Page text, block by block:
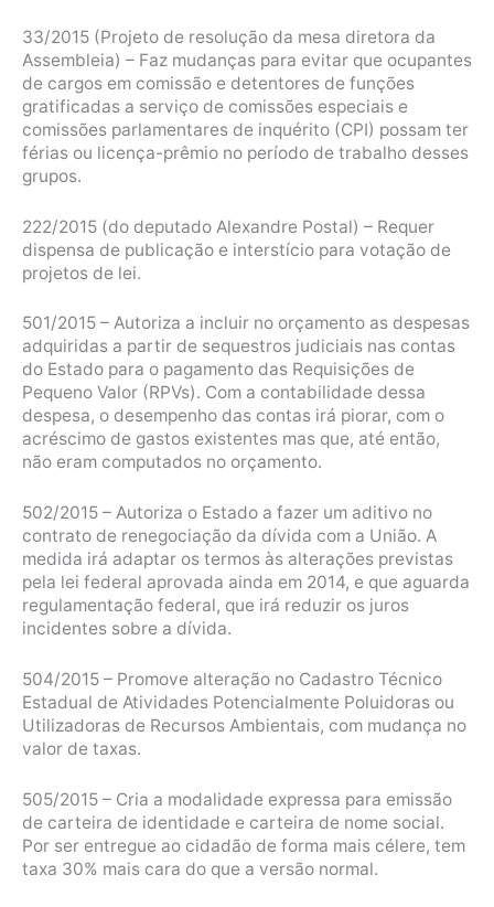
33/2015 (Projeto de resolução da mesa diretora da
Assembleia) – Faz mudanças para evitar que ocupantes
de cargos em comissão e detentores de funções
gratificadas a serviço de comissões especiais e
comissões parlamentares de inquérito (CPI) possam ter
férias ou licença-prêmio no período de trabalho desses
grupos.
222/2015 (do deputado Alexandre Postal) – Requer
dispensa de publicação e interstício para votação de
projetos de lei.
501/2015 – Autoriza a incluir no orçamento as despesas
adquiridas a partir de sequestros judiciais nas contas
do Estado para o pagamento das Requisições de
Pequeno Valor (RPVs). Com a contabilidade dessa
despesa, o desempenho das contas irá piorar, com o
acréscimo de gastos existentes mas que, até então,
não eram computados no orçamento.
502/2015 – Autoriza o Estado a fazer um aditivo no
contrato de renegociação da dívida com a União. A
medida irá adaptar os termos às alterações previstas
pela lei federal aprovada ainda em 2014, e que aguarda
regulamentação federal, que irá reduzir os juros
incidentes sobre a dívida.
504/2015 – Promove alteração no Cadastro Técnico
Estadual de Atividades Potencialmente Poluidoras ou
Utilizadoras de Recursos Ambientais, com mudança no
valor de taxas.
505/2015 – Cria a modalidade expressa para emissão
de carteira de identidade e carteira de nome social.
Por ser entregue ao cidadão de forma mais célere, tem
taxa 30% mais cara do que a versão normal.